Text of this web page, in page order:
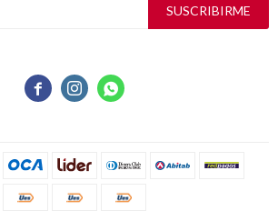
  
SUSCRIBIRME